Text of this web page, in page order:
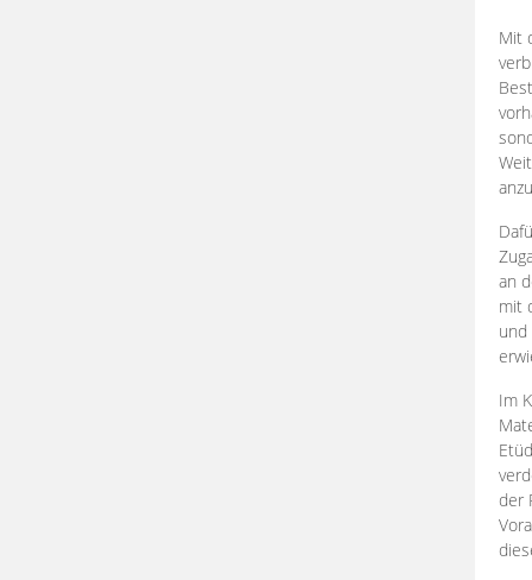
Mit
an
mit
und
Im
der